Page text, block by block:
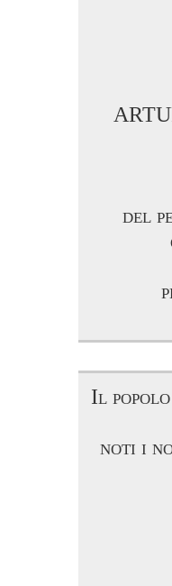
del
Il popolo
noti i